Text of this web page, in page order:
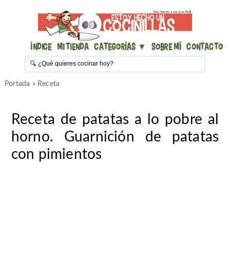
Índice Mi Tienda Categorías ▼ Sobre mí Contacto
Portada » Receta
Receta de patatas a lo pobre al
horno. Guarnición de patatas
con pimientos